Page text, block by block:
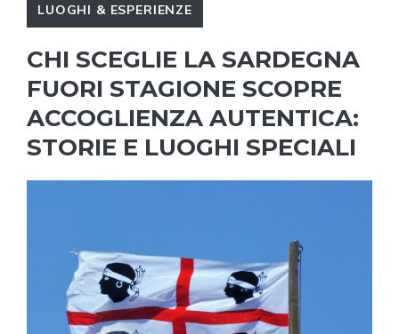
LUOGHI & ESPERIENZE
CHI SCEGLIE LA SARDEGNA
FUORI STAGIONE SCOPRE
ACCOGLIENZA AUTENTICA:
STORIE E LUOGHI SPECIALI